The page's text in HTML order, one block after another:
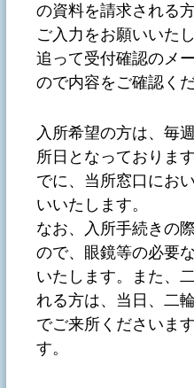
の資料を請求される
ご入力をお願いいたし
追って受付確認のメ
ので内容をご確認くだ
入所希望の方は、毎
所日となっておりま
でに、当所窓口にお
いいたします。
なお、入所手続きの
ので、眼鏡等の必要
いたします。また、
れる方は、当日、二
でご来所くださいま
す。